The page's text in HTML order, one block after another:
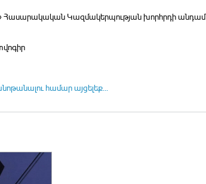
Հասարակական Կազմակերպության խորհրդի անդամ
համար այցելեք...